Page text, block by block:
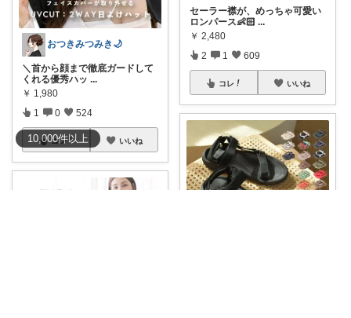
10,000件以上
おつきみつみき🌙
＼首から顔まで徹底ガードして
くれる優秀ハッ ...
￥ 1,980
1 0 524
コレ いいね
セーラー襟が、めっちゃ可愛い
ロンパース👶🏻 ...
￥ 2,480
2 1 609
コレ いいね